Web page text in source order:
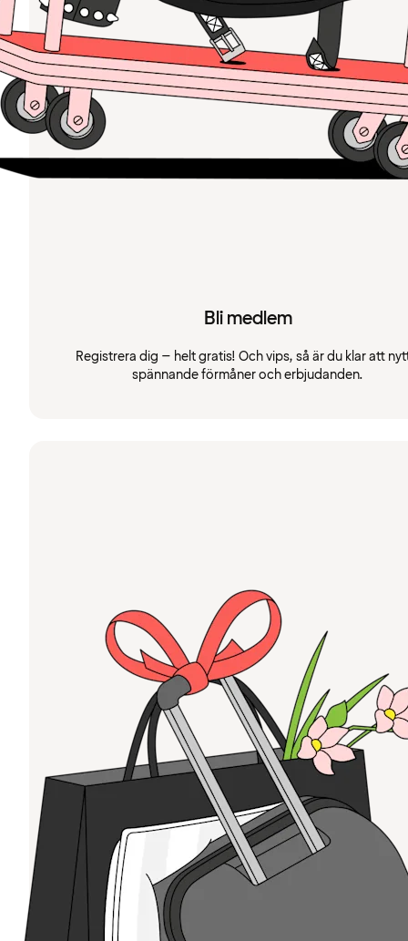
Bli medlem
Registrera dig – helt gratis! Och vips, så är du klar att
spännande förmåner och erbjudanden.